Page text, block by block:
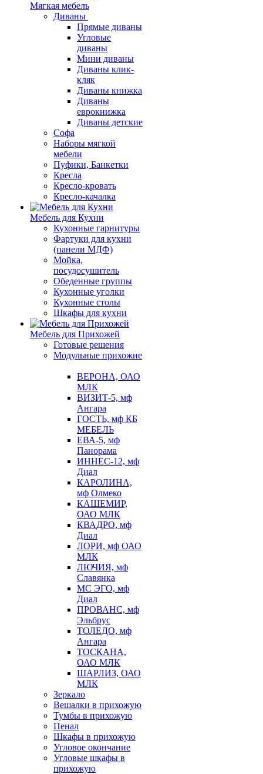
Мягкая мебель
Диваны
Прямые диваны
Угловые
диваны
Мини диваны
Диваны клик-
кляк
Диваны книжка
Диваны
еврокнижка
Диваны детские
Софа
Наборы мягкой
мебели
Пуфики, Банкетки
Кресла
Кресло-кровать
Кресло-качалка
Мебель для Кухни
Кухонные гарнитуры
Фартуки для кухни
(панели МДФ)
Мойка,
посудосушитель
Обеденные группы
Кухонные уголки
Кухонные столы
Шкафы для кухни
Мебель для Прихожей
Готовые решения
Модульные прихожие
ВЕРОНА, ОАО
МЛК
ВИЗИТ-5, мф
Ангара
ГОСТЬ, мф КБ
МЕБЕЛЬ
ЕВА-5, мф
Панорама
ИННЕС-12, мф
Диал
КАРОЛИНА,
мф Олмеко
КАШЕМИР,
ОАО МЛК
КВАДРО, мф
Диал
ЛОРИ, мф ОАО
МЛК
ЛЮЧИЯ, мф
Славянка
МС ЭГО, мф
Диал
ПРОВАНС, мф
Эльбрус
ТОЛЕДО, мф
Ангара
ТОСКАНА,
ОАО МЛК
ШАРЛИЗ, ОАО
МЛК
Зеркало
Вешалки в прихожую
Тумбы в прихожую
Пенал
Шкафы в прихожую
Угловое окончание
Угловые шкафы в
прихожую